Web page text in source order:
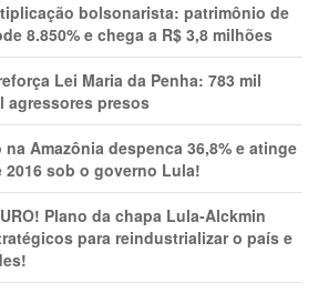
bolsonarista: patrimônio de
8.850% e chega a R$ 3,8 milhões
Lei Maria da Penha: 783 mil
agressores presos
na Amazônia despenca 36,8% e atinge
2016 sob o governo Lula!
Plano da chapa Lula-Alckmin
para reindustrializar o país e